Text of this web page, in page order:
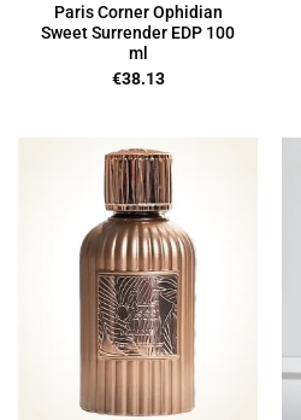
Paris Corner Ophidian
Sweet Surrender EDP 100
ml
€38.13